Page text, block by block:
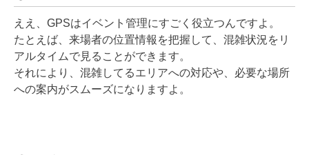
ええ、GPSはイベント管理にすごく役立つんですよ。
たとえば、来場者の位置情報を把握して、混雑状況をリ
アルタイムで見ることができます。
それにより、混雑してるエリアへの対応や、必要な場所
への案内がスムーズになりますよ。